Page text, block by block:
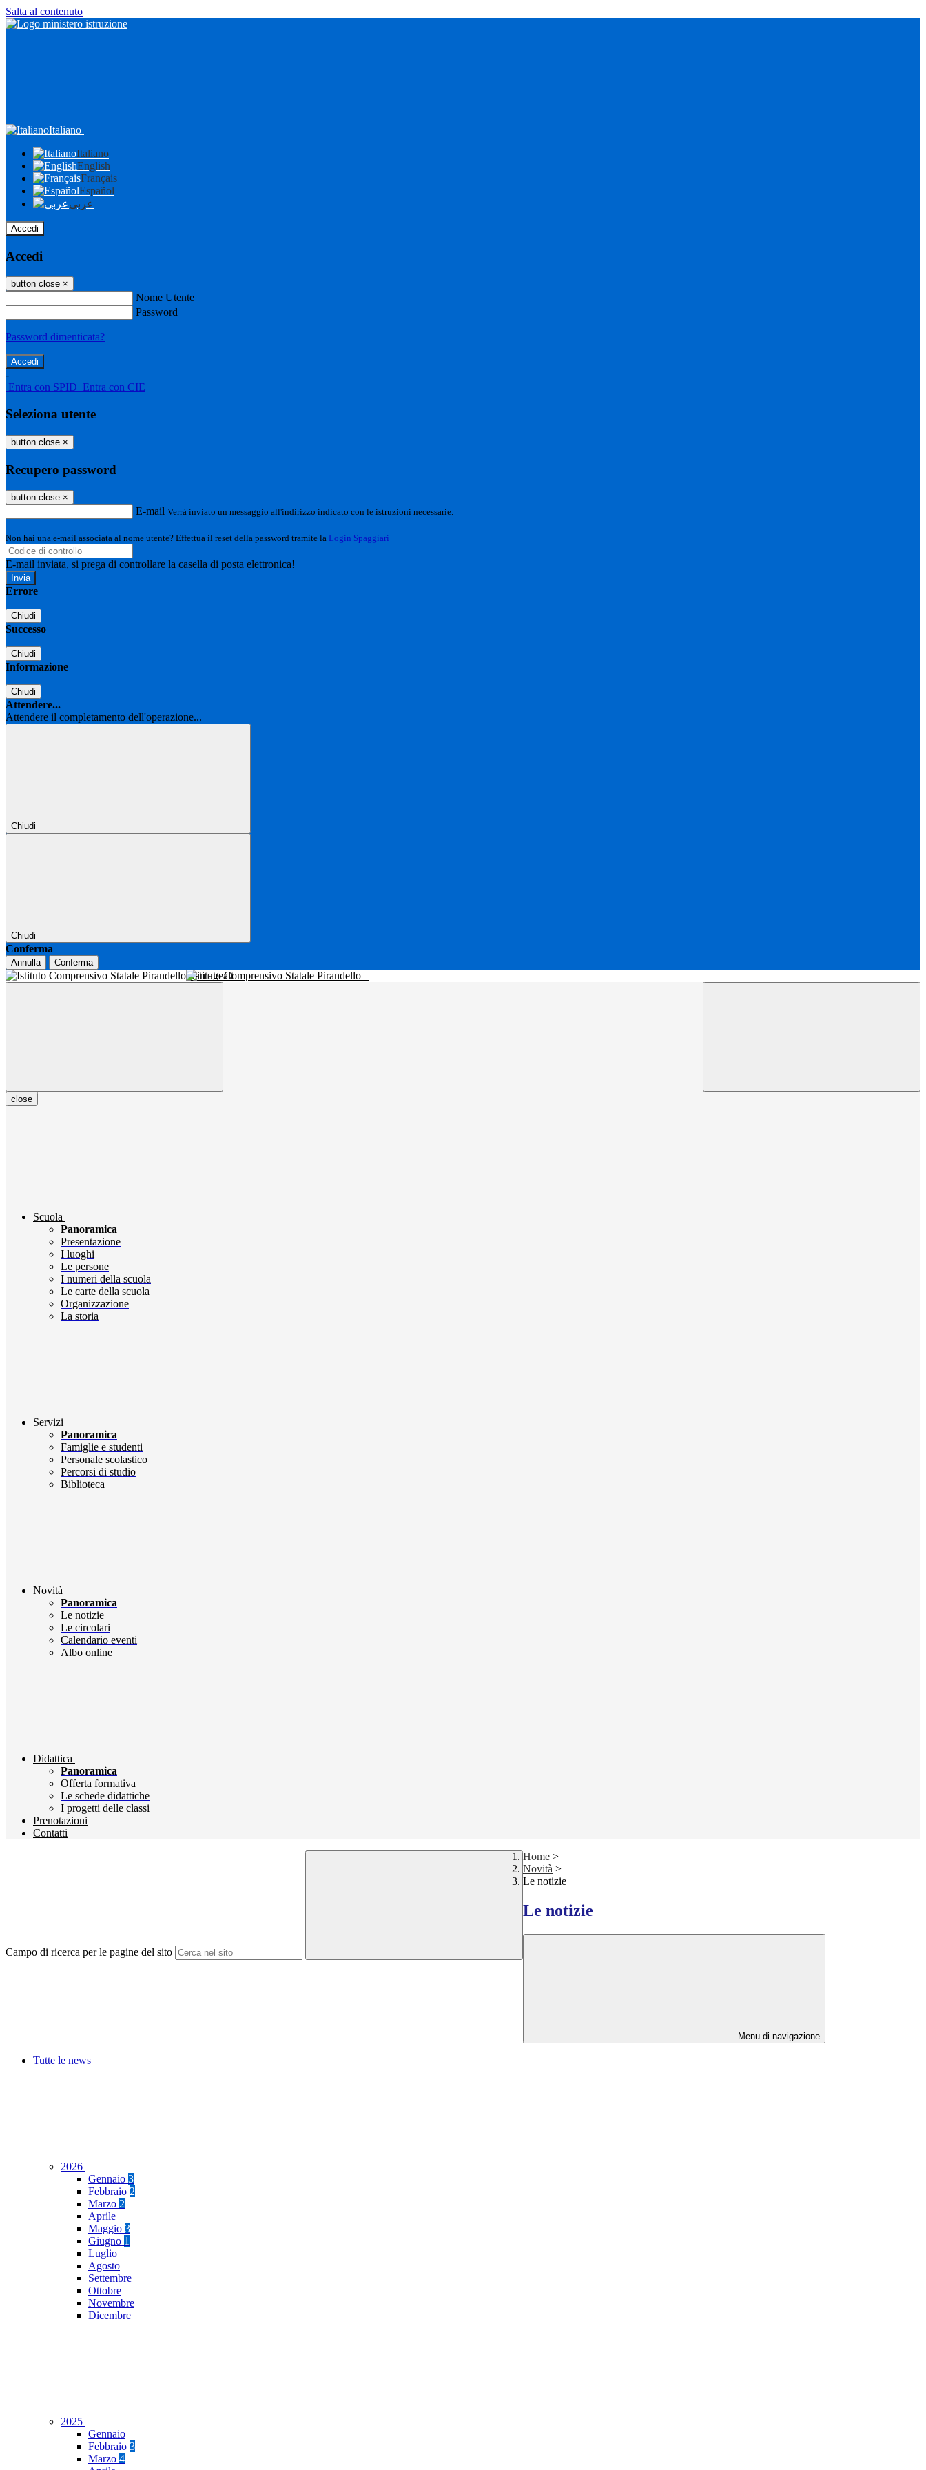
Salta al contenuto
Italiano
Italiano
English
Français
Español
عربى
Accedi
Accedi
button close ×
Nome Utente
Password
Password dimenticata?
-
Entra con SPID Entra con CIE
Seleziona utente
button close ×
Recupero password
button close ×
E-mail Verrà inviato un messaggio all'indirizzo indicato con le istruzioni necessarie.
Non hai una e-mail associata al nome utente? Effettua il reset della password tramite la Login Spaggiari
E-mail inviata, si prega di controllare la casella di posta elettronica!
Errore
Chiudi
Successo
Chiudi
Informazione
Chiudi
Attendere...
Attendere il completamento dell'operazione...
Chiudi
Chiudi
Conferma
Annulla Conferma
Istituto Comprensivo Statale Pirandello
close
Scuola
Panoramica
Presentazione
I luoghi
Le persone
I numeri della scuola
Le carte della scuola
Organizzazione
La storia
Servizi
Panoramica
Famiglie e studenti
Personale scolastico
Percorsi di studio
Biblioteca
Novità
Panoramica
Le notizie
Le circolari
Calendario eventi
Albo online
Didattica
Panoramica
Offerta formativa
Le schede didattiche
I progetti delle classi
Prenotazioni
Contatti
Campo di ricerca per le pagine del sito
Home >
Novità >
Le notizie
Le notizie
Menu di navigazione
Tutte le news
2026
Gennaio 3
Febbraio 2
Marzo 2
Aprile
Maggio 3
Giugno 1
Luglio
Agosto
Settembre
Ottobre
Novembre
Dicembre
2025
Gennaio
Febbraio 3
Marzo 4